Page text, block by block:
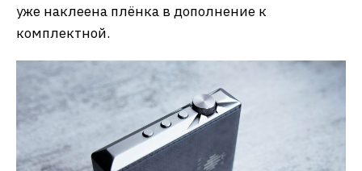
уже наклеена плёнка в дополнение к
комплектной.